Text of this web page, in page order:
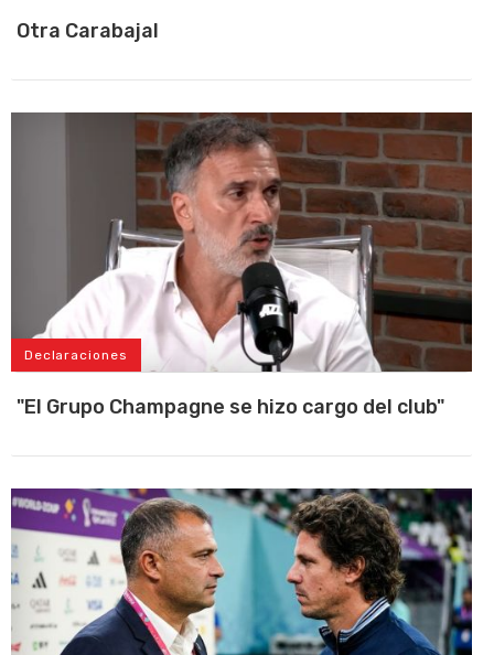
Otra Carabajal
Declaraciones
"El Grupo Champagne se hizo cargo del club"